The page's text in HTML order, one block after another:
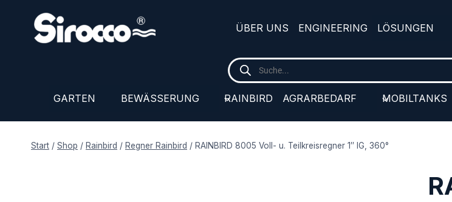
springen
ÜBER UNS ENGINEERING LÖSUNGEN
Products
search
GARTEN BEWÄSSERUNG RAINBIRD AGRARBEDARF MOBILTANKS
Start / Shop / Rainbird / Regner Rainbird / RAINBIRD 8005 Voll- u. Teilkreisregner 1″ IG, 360°